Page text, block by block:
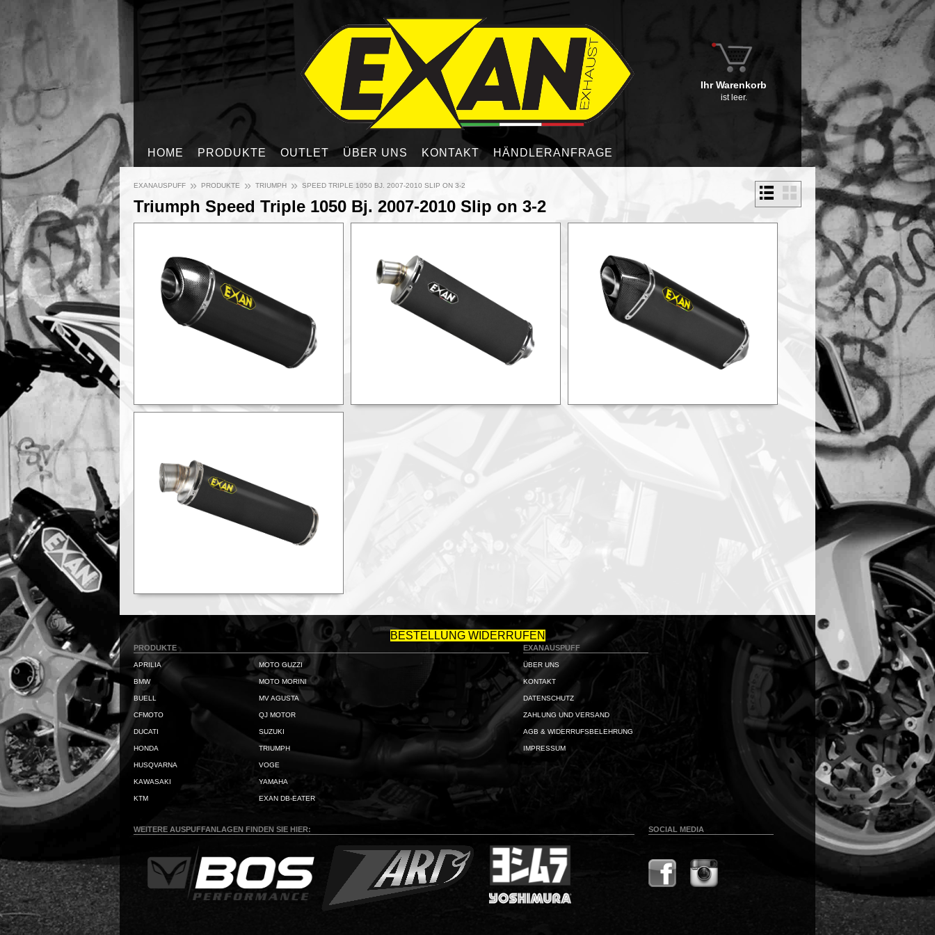
HOME PRODUKTE OUTLET ÜBER UNS KONTAKT HÄNDLERANFRAGE
Ihr Warenkorb
ist leer.
EXANAUSPUFF » PRODUKTE » TRIUMPH » SPEED TRIPLE 1050 BJ. 2007-2010 SLIP ON 3-2
Triumph Speed Triple 1050 Bj. 2007-2010 Slip on 3-2
BESTELLUNG WIDERRUFEN
PRODUKTE
APRILIA
BMW
BUELL
CFMOTO
DUCATI
HONDA
HUSQVARNA
KAWASAKI
KTM
MOTO GUZZI
MOTO MORINI
MV AGUSTA
QJ MOTOR
SUZUKI
TRIUMPH
VOGE
YAMAHA
EXAN DB-EATER
EXANAUSPUFF
ÜBER UNS
KONTAKT
DATENSCHUTZ
ZAHLUNG UND VERSAND
AGB & WIDERRUFSBELEHRUNG
IMPRESSUM
WEITERE AUSPUFFANLAGEN FINDEN SIE HIER: SOCIAL MEDIA